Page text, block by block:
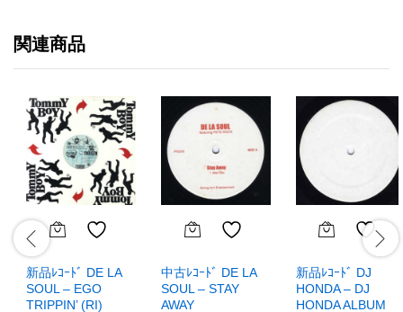
関連商品
新品ﾚｺｰﾄﾞ DE LA
SOUL – EGO
TRIPPIN’ (RI)
中古ﾚｺｰﾄﾞ DE LA
SOUL – STAY
AWAY
新品ﾚｺｰﾄﾞ DJ
HONDA – DJ
HONDA ALBUM